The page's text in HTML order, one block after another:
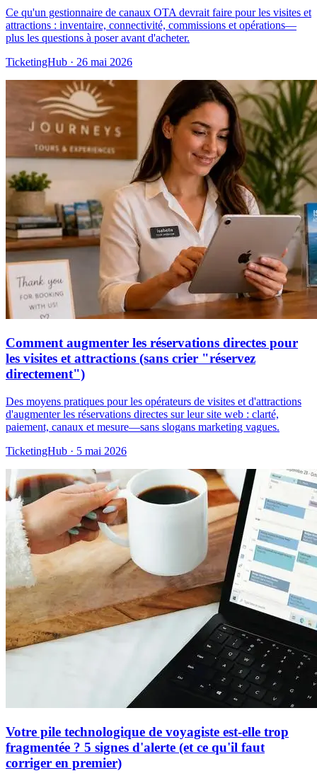
Ce qu'un gestionnaire de canaux OTA devrait faire pour les visites et
attractions : inventaire, connectivité, commissions et opérations—
plus les questions à poser avant d'acheter.
TicketingHub · 26 mai 2026
Comment augmenter les réservations directes pour
les visites et attractions (sans crier "réservez
directement")
Des moyens pratiques pour les opérateurs de visites et d'attractions
d'augmenter les réservations directes sur leur site web : clarté,
paiement, canaux et mesure—sans slogans marketing vagues.
TicketingHub · 5 mai 2026
Votre pile technologique de voyagiste est-elle trop
fragmentée ? 5 signes d'alerte (et ce qu'il faut
corriger en premier)